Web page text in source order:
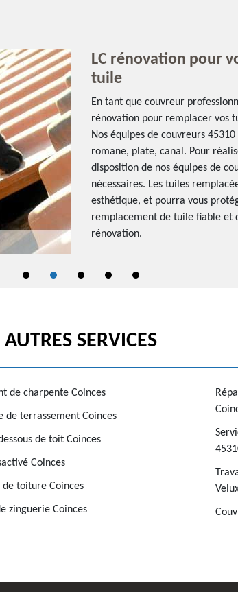
LC rénovation pour
tuile
En tant que couvreur
rénovation pour remplacer vos
Nos équipes de couvreurs
romane, plate, canal. Pour
disposition de nos équipes de
nécessaires. Les tuiles
esthétique, et pourra vous
remplacement de tuile fiable et
rénovation.
AUTRES SERVICES
de charpente Coinces
de terrassement Coinces
de toit Coinces
Coinces
de toiture Coinces
zinguerie Coinces